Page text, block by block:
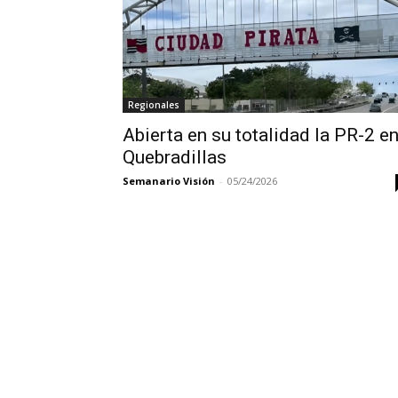
Regionales
Abierta en su totalidad la PR-2 en
Quebradillas
Semanario Visión - 05/24/2026